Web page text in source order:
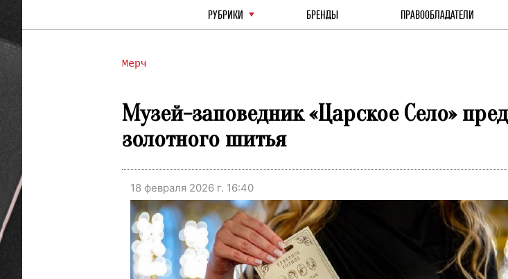
РУБРИКИ БРЕНДЫ ПРАВООБЛАДАТЕЛИ
Мерч
Музей-заповедник «Царское Село»
золотного шитья
18 февраля 2026 г. 16:40